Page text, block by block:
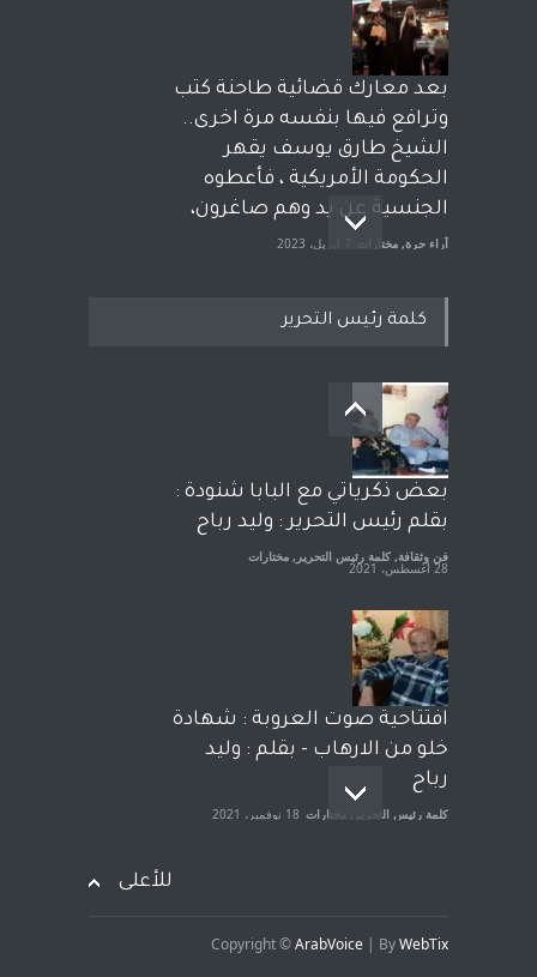
بعد معارك قضائية طاحنة كتب
وترافع فيها بنفسه مرة اخرى..
الشيخ طارق يوسف يقهر
الحكومة الأمريكية ، فأعطوه
الجنسية عن يد وهم صاغرون،
آراء حرة, مختارات
معاناة زلزال سوريّة تفضح:
زيف ديمقراطية الغرب! قلم :
رشاد أبو شاورآراء حرة ..
آراء حرة 18 فبراير، 2023
كلمة رئيس التحرير
بعض ذكرياتي مع البابا شنودة :
بقلم رئيس التحرير : وليد رباح
فن وثقافة, كلمة رئيس التحرير , مختارات
28 أغسطس، 2021
افتتاحية صوت العروبة : شهادة
خلو من الارهاب - بقلم : وليد
رباح
كلمة رئيس التحرير مختارات 18 نوفمبر، 2021
للأعلى
Copyright ©ArabVoice | ByWebTix